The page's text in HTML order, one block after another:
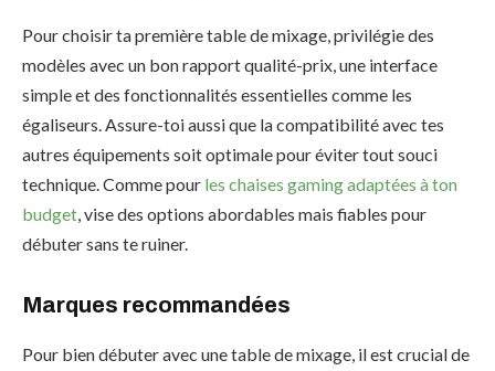
Pour choisir ta première table de mixage, privilégie des
modèles avec un bon rapport qualité-prix, une interface
simple et des fonctionnalités essentielles comme les
égaliseurs. Assure-toi aussi que la compatibilité avec tes
autres équipements soit optimale pour éviter tout souci
technique. Comme pour les chaises gaming adaptées à ton
budget , vise des options abordables mais fiables pour
débuter sans te ruiner.
Marques recommandées
Pour bien débuter avec une table de mixage, il est crucial de